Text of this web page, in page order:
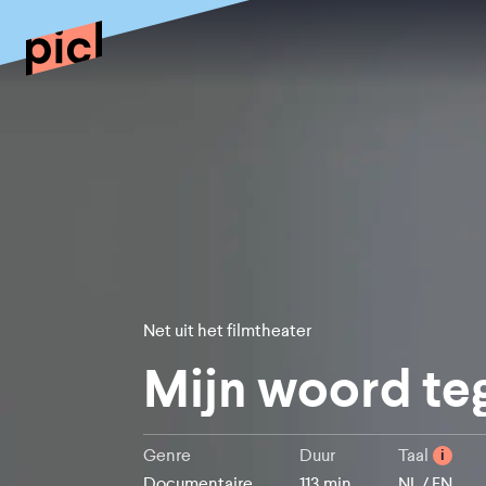
Net uit het filmtheater
Mijn woord
Genre
Duur
Taal i